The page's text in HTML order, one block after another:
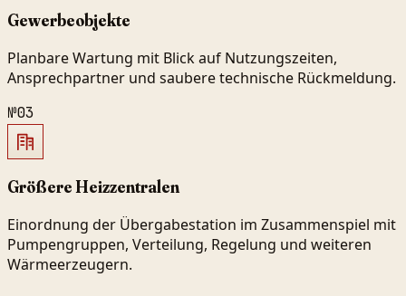
Gewerbeobjekte
Planbare Wartung mit Blick auf Nutzungszeiten,
Ansprechpartner und saubere technische Rückmeldung.
№03
Größere Heizzentralen
Einordnung der Übergabestation im Zusammenspiel mit
Pumpengruppen, Verteilung, Regelung und weiteren
Wärmeerzeugern.